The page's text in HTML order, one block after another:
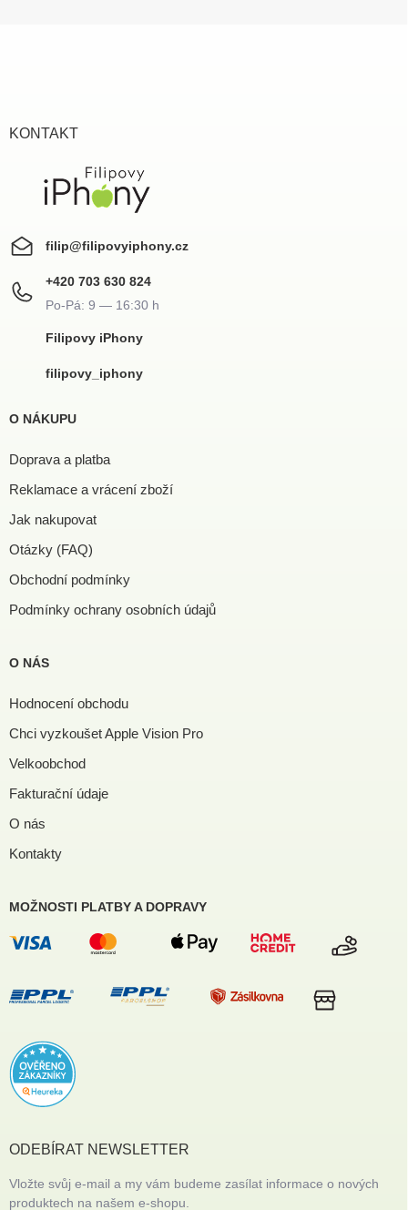
KONTAKT
filip@filipovyiphony.cz
+420 703 630 824
Filipovy iPhony
filipovy_iphony
O NÁKUPU
Doprava a platba
Reklamace a vrácení zboží
Jak nakupovat
Otázky (FAQ)
Obchodní podmínky
Podmínky ochrany osobních údajů
O NÁS
Hodnocení obchodu
Chci vyzkoušet Apple Vision Pro
Velkoobchod
Fakturační údaje
O nás
Kontakty
MOŽNOSTI PLATBY A DOPRAVY
ODEBÍRAT NEWSLETTER
Vložte svůj e-mail a my vám budeme zasílat informace o nových
produktech na našem e-shopu.